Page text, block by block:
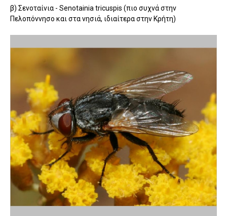
β) Σενοταίνια - Senotainia tricuspis (πιο συχνά στην
Πελοπόννησο και στα νησιά, ιδιαίτερα στην Κρήτη)